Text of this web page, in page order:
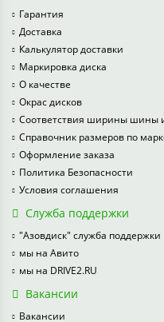
Гарантия
Доставка
Калькулятор доставки
Маркировка диска
О качестве
Окрас дисков
Соответствия ширины шины
Справочник размеров по
Оформление заказа
Политика Безопасности
Условия соглашения
Служба поддержки
"Азовдиск" служба поддержки
мы на Авито
мы на DRIVE2.RU
Вакансии
Вакансии